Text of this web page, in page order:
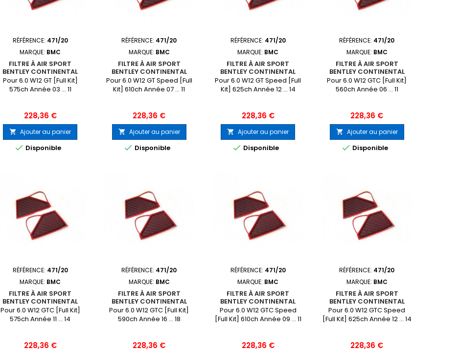
RÉFÉRENCE: 471/20
MARQUE: BMC
FILTRE À AIR SPORT
BENTLEY CONTINENTAL
Pour 6.0 W12 GT [Full Kit]
575ch Année 03 ... 11
Prix
228,36 €
 Ajouter au panier
 Disponible
RÉFÉRENCE: 471/20
MARQUE: BMC
FILTRE À AIR SPORT
BENTLEY CONTINENTAL
Pour 6.0 W12 GT Speed [Full
Kit] 610ch Année 07 ... 11
Prix
228,36 €
 Ajouter au panier
 Disponible
RÉFÉRENCE: 471/20
MARQUE: BMC
FILTRE À AIR SPORT
BENTLEY CONTINENTAL
Pour 6.0 W12 GT Speed [Full
Kit] 625ch Année 12 ... 14
Prix
228,36 €
 Ajouter au panier
 Disponible
RÉFÉRENCE: 471/20
MARQUE: BMC
FILTRE À AIR SPORT
BENTLEY CONTINENTAL
Pour 6.0 W12 GTC [Full Kit]
560ch Année 06 ... 11
Prix
228,36 €
 Ajouter au panier
 Disponible
RÉFÉRENCE: 471/20
MARQUE: BMC
FILTRE À AIR SPORT
BENTLEY CONTINENTAL
Pour 6.0 W12 GTC [Full Kit]
575ch Année 11 ... 14
Prix
228,36 €
RÉFÉRENCE: 471/20
MARQUE: BMC
FILTRE À AIR SPORT
BENTLEY CONTINENTAL
Pour 6.0 W12 GTC [Full Kit]
590ch Année 16 ... 18
Prix
228,36 €
RÉFÉRENCE: 471/20
MARQUE: BMC
FILTRE À AIR SPORT
BENTLEY CONTINENTAL
Pour 6.0 W12 GTC Speed
[Full Kit] 610ch Année 09 ... 11
Prix
228,36 €
RÉFÉRENCE: 471/20
MARQUE: BMC
FILTRE À AIR SPORT
BENTLEY CONTINENTAL
Pour 6.0 W12 GTC Speed
[Full Kit] 625ch Année 12 ... 14
Prix
228,36 €